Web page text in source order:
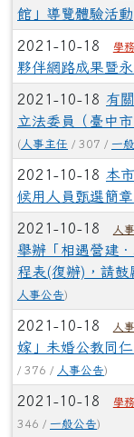
館」導覽體驗活動
2021-10-18 學務
夥伴網路成果暨
2021-10-18 有
立法委員（臺中
( 人事主任 / 307 / 一
2021-10-18 本
候用人員甄選簡
2021-10-18 人事
舉辦「相遇營建‧
程表(復辦)，請鼓
人事公告)
2021-10-18 人事
嫁」未婚公教同
/ 376 / 人事公告)
2021-10-18 學務
346 / 一般公告)